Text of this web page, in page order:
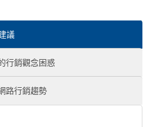
議
行銷觀念困惑
路行銷趨勢